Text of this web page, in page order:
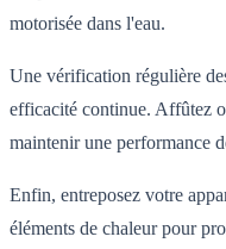
motorisée dans l'eau.
Une vérification régulière
efficacité continue. Affûtez
maintenir une performance
Enfin, entreposez votre
éléments de chaleur pour